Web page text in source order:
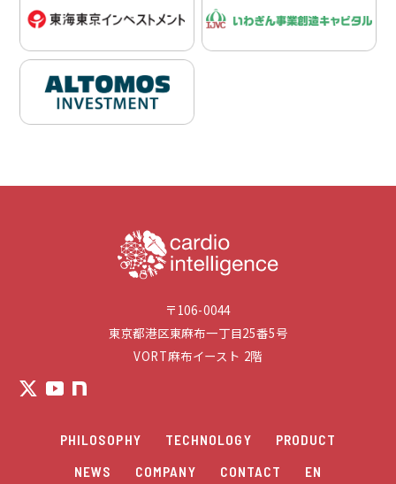
〒106-0044
東京都港区東麻布一丁目25番5号
VORT麻布イースト 2階
PHILOSOPHY TECHNOLOGY
PRODUCT
NEWS
COMPANY CONTACT EN